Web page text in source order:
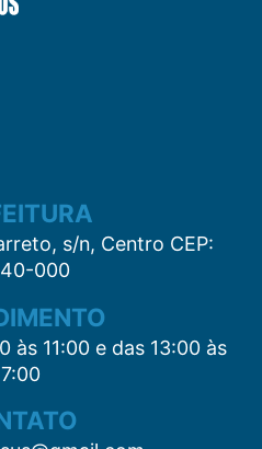
s/n, Centro CEP:
000
às 11:00 e das 13:00 às